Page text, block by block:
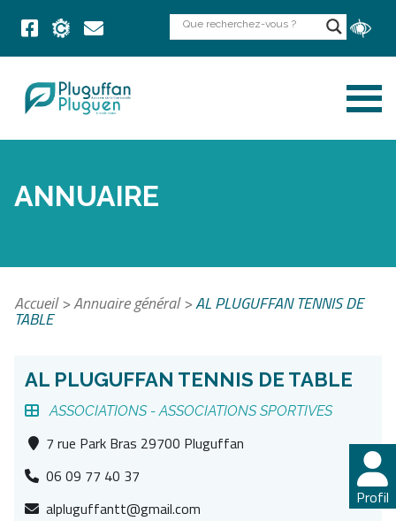
ANNUAIRE
Accueil>Annuaire général>AL PLUGUFFAN TENNIS DE
TABLE
AL PLUGUFFAN TENNIS DE TABLE
ASSOCIATIONS -ASSOCIATIONS SPORTIVES
7 rue Park Bras 29700 Pluguffan
06 09 77 40 37
alpluguffantt@gmail.com
Profil